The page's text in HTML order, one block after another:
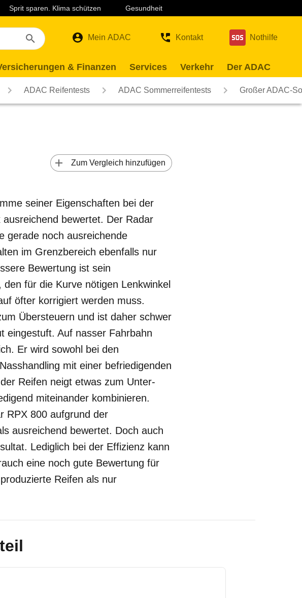
Sprit sparen. Klima schützen Gesundheit
Mein ADAC Kontakt Nothilfe
& Finanzen Services Verkehr Der ADAC
ADAC Reifentests ADAC Sommerreifentests Großer ADAC-
Zum Vergleich hinzufügen
seiner Eigenschaften bei der
bewertet. Der Radar
gerade noch ausreichende
im Grenzbereich ebenfalls nur
Bewertung ist sein
für die Kurve nötigen Lenkwinkel
öfter korrigiert werden muss.
Übersteuern und ist daher schwer
eingestuft. Auf nasser Fahrbahn
Er wird sowohl bei den
mit einer befriedigenden
Reifen neigt etwas zum Unter-
miteinander kombinieren.
RPX 800 aufgrund der
ausreichend bewertet. Doch auch
Lediglich bei der Effizienz kann
eine noch gute Bewertung für
Reifen als nur